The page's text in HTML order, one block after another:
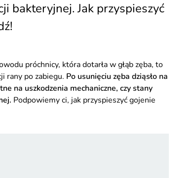
bakteryjnej. Jak przyspieszyć
próchnicy, która dotarła w głąb zęba, to
rany po zabiegu. Po usunięciu zęba dziąsło na
na uszkodzenia mechaniczne, czy stany
Podpowiemy ci, jak przyspieszyć gojenie